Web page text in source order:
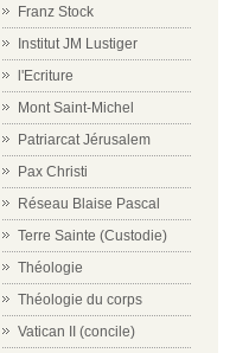
Franz Stock
Institut JM Lustiger
l'Ecriture
Mont Saint-Michel
Patriarcat Jérusalem
Pax Christi
Réseau Blaise Pascal
Terre Sainte (Custodie)
Théologie
Théologie du corps
Vatican II (concile)